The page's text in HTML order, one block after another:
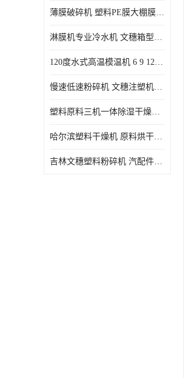
薄膜破碎机 塑料PE膜大棚膜专用粉碎 WSGE600
淋膜机专业冷水机 文穗箱型冷冻机风冷水冷式
120度水式高温模温机 6 9 12KW 配水排带报警装置水温机
慢速低速粉碎机 文穗注塑机边小水口料破碎带回收静音
塑料原料三机一体除湿干燥机 蜂巢除湿机PET120L
哈尔滨塑料干燥机 原料烘干机 WSDB规格齐全
吉林文穗塑料粉碎机 汽配件破碎回收 厂家直销